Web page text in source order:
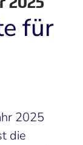
für
2025
die